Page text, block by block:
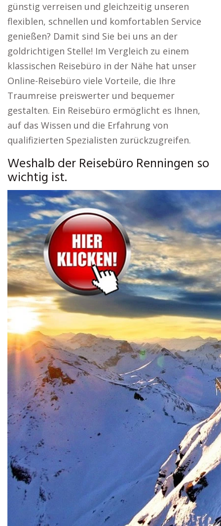
günstig verreisen und gleichzeitig unseren
flexiblen, schnellen und komfortablen Service
genießen? Damit sind Sie bei uns an der
goldrichtigen Stelle! Im Vergleich zu einem
klassischen Reisebüro in der Nähe hat unser
Online-Reisebüro viele Vorteile, die Ihre
Traumreise preiswerter und bequemer
gestalten. Ein Reisebüro ermöglicht es Ihnen,
auf das Wissen und die Erfahrung von
qualifizierten Spezialisten zurückzugreifen.
Weshalb der Reisebüro Renningen so
wichtig ist.